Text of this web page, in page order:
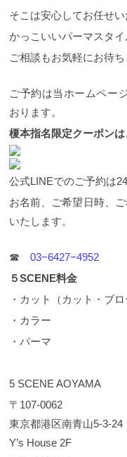
そこは安心してお任せ
かっこいいパーマスタ
ご相談もお気軽にお待ち
ご予約は当ホームペー
おります。
榎本指名限定クーポンは
公式LINEでのご予約は
お名前、ご希望日時、
いたします。
☎︎ 03−6427−4952
５SCENE料金
・カット（カット・ブ
・カラー
・パーマ
5 SCENE AOYAMA
〒107-0062
東京都港区南青山5-3-24
Y’s House 2F